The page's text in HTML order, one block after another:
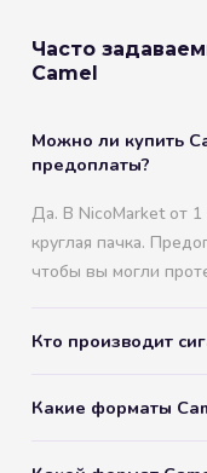
Часто
Camel
Можно ли купить
предоплаты?
Да. В NicoMarket от
круглая пачка.
чтобы вы могли
Кто производит
Какие форматы